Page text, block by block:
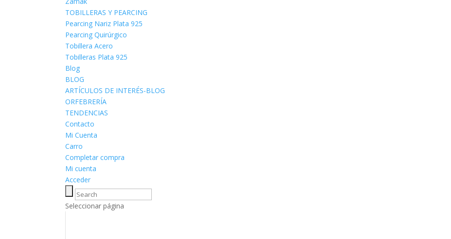
TOBILLERAS Y PEARCING
Pearcing Nariz Plata 925
Pearcing Quirúrgico
Tobillera Acero
Tobilleras Plata 925
Blog
BLOG
ARTÍCULOS DE INTERÉS-BLOG
ORFEBRERÍA
TENDENCIAS
Contacto
Mi Cuenta
Carro
Completar compra
Mi cuenta
Acceder
Seleccionar página